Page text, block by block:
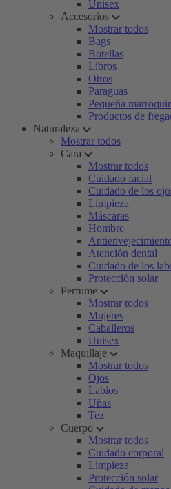
Unisex
Accesorios
Mostrar todos
Bags
Botellas
Libros
Otros
Paraguas
Pequeña
Productos de
Naturaleza
Mostrar todos
Cara
Mostrar todos
Cuidado facial
Cuidado de los
Limpieza
Máscaras
Hombre
Atención dental
Cuidado de los
Protección solar
Perfume
Mostrar todos
Mujeres
Caballeros
Unisex
Maquillaje
Mostrar todos
Ojos
Labios
Uñas
Tez
Cuerpo
Mostrar todos
Cuidado corporal
Limpieza
Protección solar